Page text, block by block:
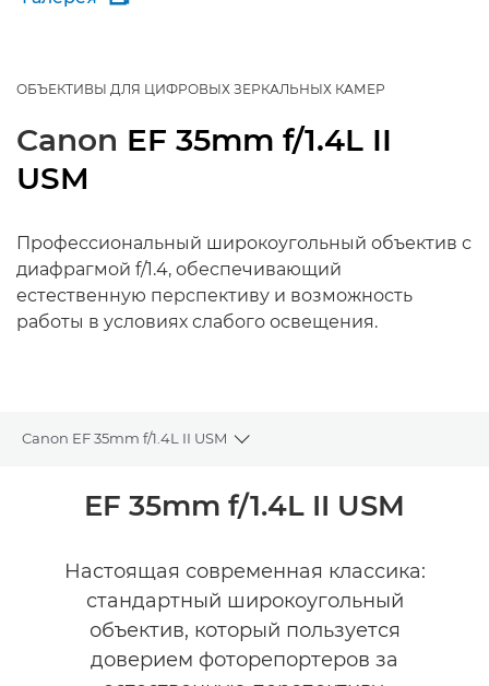
ОБЪЕКТИВЫ ДЛЯ ЦИФРОВЫХ ЗЕРКАЛЬНЫХ КАМЕР
Canon EF 35mm f/1.4L II
USM
Профессиональный широкоугольный объектив с
диафрагмой f/1.4, обеспечивающий
естественную перспективу и возможность
работы в условиях слабого освещения.
Canon EF 35mm f/1.4L II USM
Toggle breadcrumbs
Общая информация
EF 35mm f/1.4L II USM
Настоящая современная классика:
стандартный широкоугольный
объектив, который пользуется
доверием фоторепортеров за